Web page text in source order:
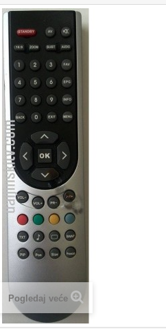
Pogledaj veće